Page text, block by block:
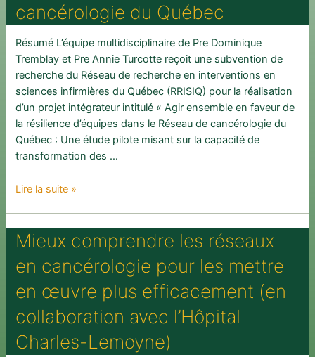
les
soins
de
survivance
en
première
ligne
:
une
évaluation
de
cancérologie du Québec
Résumé L’équipe multidisciplinaire de Pre Dominique
Tremblay et Pre Annie Turcotte reçoit une subvention de
recherche du Réseau de recherche en interventions en
sciences infirmières du Québec (RRISIQ) pour la réalisation
d’un projet intégrateur intitulé « Agir ensemble en faveur de
la résilience d’équipes dans le Réseau de cancérologie du
Québec : Une étude pilote misant sur la capacité de
transformation des …
Agir
la
d’équipe
au
travail
en
cancérologie
pour
Lire la suite »
Mieux comprendre les réseaux
en cancérologie pour les mettre
en œuvre plus efficacement (en
collaboration avec l’Hôpital
Charles-Lemoyne)